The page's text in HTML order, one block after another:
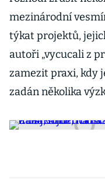
mezinárodní
týkat projektů,
autoři „vycucali z
zamezit praxi, kdy
zadán několika